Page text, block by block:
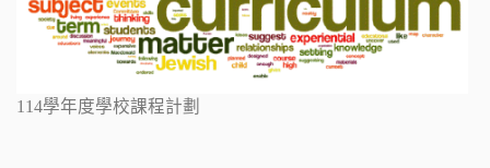
114學年度學校課程計劃